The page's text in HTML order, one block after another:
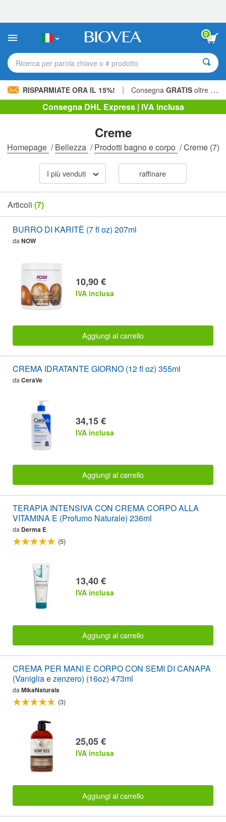
sito
include
sistema
0
Ricerca per parola chiave o # prodotto
RISPARMIATE ORA IL 15%! | Consegna GRATIS oltre 60,00 € »
Consegna DHL Express | IVA inclusa
Creme
Homepage /Bellezza /Prodotti bagno e corpo /Creme(7)
I più venduti raffinare
Articoli (7)
BURRO DI KARITÈ (7 fl oz) 207ml
daNOW
10,90 €
IVA inclusa
Aggiungi al carrello
CREMA IDRATANTE GIORNO (12 fl oz) 355ml
da CeraVe
34,15 €
IVA inclusa
Aggiungi al carrello
TERAPIA INTENSIVA CON CREMA CORPO ALLA
VITAMINA E (Profumo Naturale) 236ml
da Derma E
(5)
13,40 €
IVA inclusa
Aggiungi al carrello
CREMA PER MANI E CORPO CON SEMI DI CANAPA
(Vaniglia e zenzero) (16oz) 473ml
da MikaNaturals
(3)
25,05 €
IVA inclusa
Aggiungi al carrello